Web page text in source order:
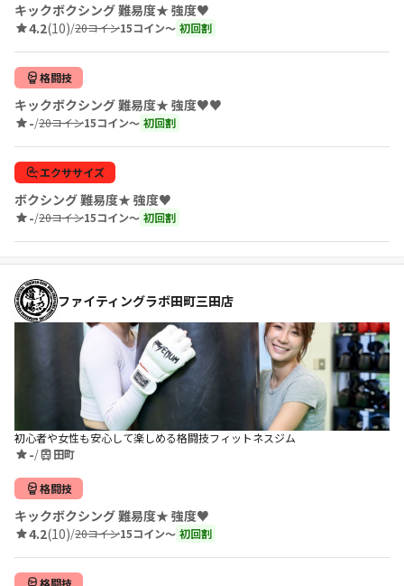
キックボクシング 難易度★ 強度♥
4.2(10)/20コイン15コイン〜 初回割
格闘技
キックボクシング 難易度★ 強度♥♥
-/20コイン15コイン〜 初回割
エクササイズ
ボクシング 難易度★ 強度♥
-/20コイン15コイン〜 初回割
ファイティングラボ田町三田店
初心者や女性も安心して楽しめる格闘技フィットネスジム
-/ 田町
格闘技
キックボクシング 難易度★ 強度♥
4.2(10)/20コイン15コイン〜 初回割
格闘技